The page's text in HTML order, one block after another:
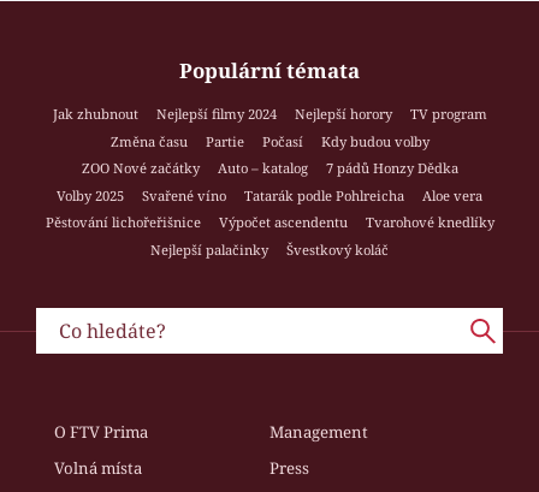
Populární témata
Jak zhubnout Nejlepší filmy 2024 Nejlepší horory
TV program
Změna času
Partie Počasí
Kdy budou volby
ZOO Nové začátky
Auto – katalog
7 pádů Honzy Dědka
Volby 2025
Svařené víno Tatarák podle Pohlreicha
Aloe vera
Pěstování lichořeřišnice
Výpočet ascendentu
Tvarohové knedlíky
Nejlepší palačinky
Švestkový koláč
O FTV Prima
Management
Volná místa
Press